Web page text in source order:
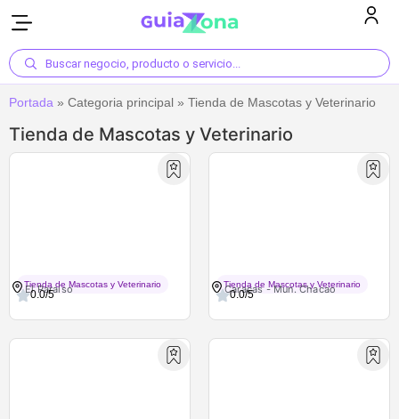
Buscar negocio, producto o servicio...
Portada » Categoria principal » Tienda de Mascotas y Veterinario
Tienda de Mascotas y Veterinario
Tienda de Mascotas y Veterinario
El Paraíso
0.0/5
Tienda de Mascotas y Veterinario
Caracas - Mun. Chacao
0.0/5